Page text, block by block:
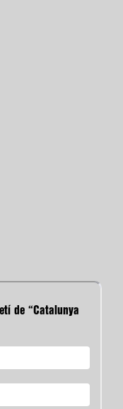
de “Catalunya